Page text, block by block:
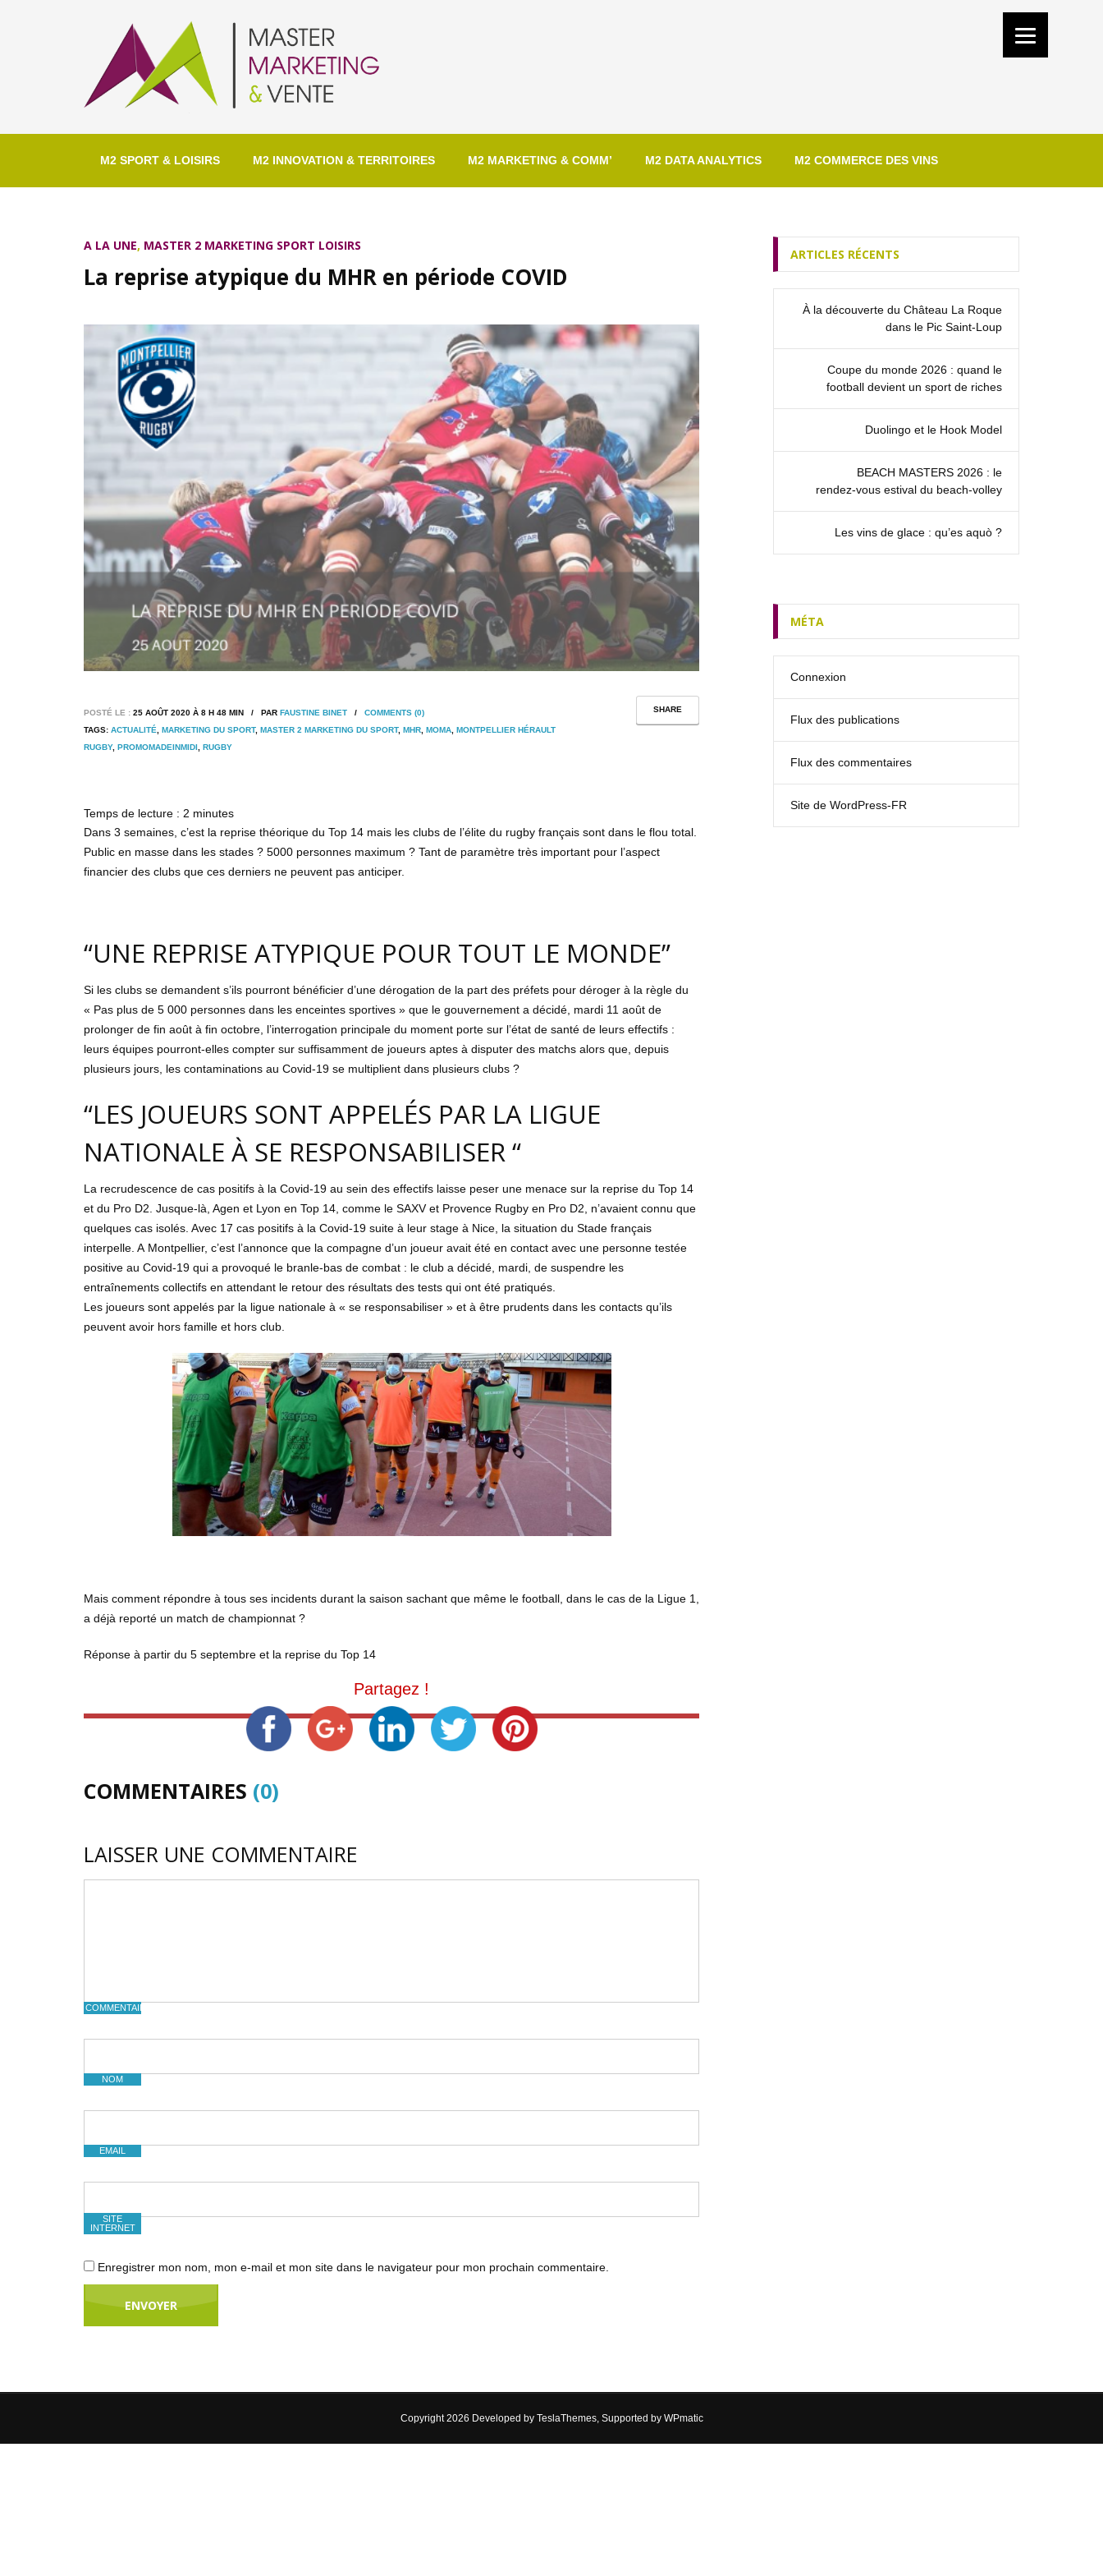
M2 SPORT & LOISIRS M2 INNOVATION & TERRITOIRES M2 MARKETING & COMM’ M2 DATA ANALYTICS M2 COMMERCE DES VINS
A LA UNE, MASTER 2 MARKETING SPORT LOISIRS
La reprise atypique du MHR en période COVID
SHARE
POSTÉ LE : 25 AOÛT 2020 À 8 H 48 MIN / PAR FAUSTINE BINET / COMMENTS (0)
TAGS: ACTUALITÉ MARKETING DU SPORT, MASTER 2 MARKETING DU SPORT, MHR MOMA MONTPELLIER HÉRAULT
RUGBY, PROMOMADEINMIDI RUGBY
Temps de lecture : 2 minutes
Dans 3 semaines, c’est la reprise théorique du Top 14 mais les clubs de l’élite du rugby français sont dans le flou total.
Public en masse dans les stades ? 5000 personnes maximum ? Tant de paramètre très important pour l’aspect
financier des clubs que ces derniers ne peuvent pas anticiper.
“UNE REPRISE ATYPIQUE POUR TOUT LE MONDE”
Si les clubs se demandent s’ils pourront bénéficier d’une dérogation de la part des préfets pour déroger à la règle du
« Pas plus de 5 000 personnes dans les enceintes sportives » que le gouvernement a décidé, mardi 11 août de
prolonger de fin août à fin octobre, l’interrogation principale du moment porte sur l’état de santé de leurs effectifs :
leurs équipes pourront-elles compter sur suffisamment de joueurs aptes à disputer des matchs alors que, depuis
plusieurs jours, les contaminations au Covid-19 se multiplient dans plusieurs clubs ?
“LES JOUEURS SONT APPELÉS PAR LA LIGUE
NATIONALE À SE RESPONSABILISER “
La recrudescence de cas positifs à la Covid-19 au sein des effectifs laisse peser une menace sur la reprise du Top 14
et du Pro D2. Jusque-là, Agen et Lyon en Top 14, comme le SAXV et Provence Rugby en Pro D2, n’avaient connu que
quelques cas isolés. Avec 17 cas positifs à la Covid-19 suite à leur stage à Nice, la situation du Stade français
interpelle. A Montpellier, c’est l’annonce que la compagne d’un joueur avait été en contact avec une personne testée
positive au Covid-19 qui a provoqué le branle-bas de combat : le club a décidé, mardi, de suspendre les
entraînements collectifs en attendant le retour des résultats des tests qui ont été pratiqués.
Les joueurs sont appelés par la ligue nationale à « se responsabiliser » et à être prudents dans les contacts qu’ils
peuvent avoir hors famille et hors club.
Mais comment répondre à tous ses incidents durant la saison sachant que même le football, dans le cas de la Ligue 1,
a déjà reporté un match de championnat ?
Réponse à partir du 5 septembre et la reprise du Top 14
Partagez !
COMMENTAIRES (0)
LAISSER UNE COMMENTAIRE
COMMENTAIRE
NOM
EMAIL
SITE
INTERNET
Enregistrer mon nom, mon e-mail et mon site dans le navigateur pour mon prochain commentaire.
ARTICLES RÉCENTS
À la découverte du Château La Roque
dans le Pic Saint‑Loup
Coupe du monde 2026 : quand le
football devient un sport de riches
Duolingo et le Hook Model
BEACH MASTERS 2026 : le
rendez‑vous estival du beach-volley
Les vins de glace : qu’es aquò ?
MÉTA
Connexion
Flux des publications
Flux des commentaires
Site de WordPress-FR
Copyright 2026 Developed by TeslaThemes, Supported by WPmatic